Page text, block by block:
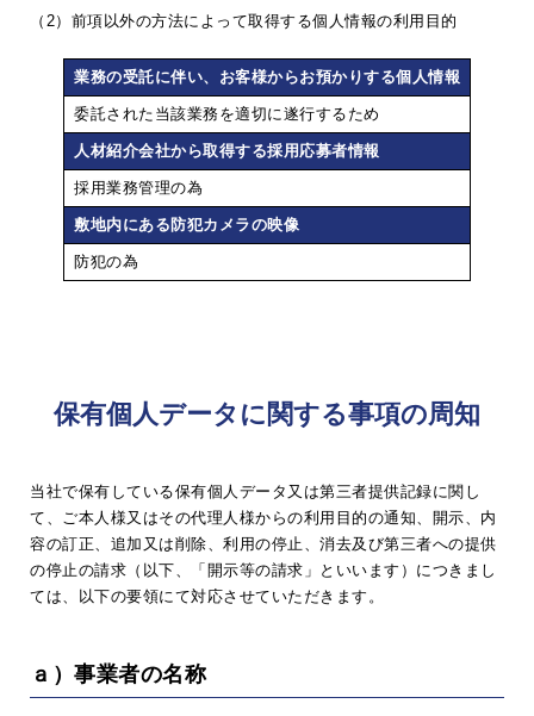
（2）前項以外の方法によって取得する個人情報の利用目的
業務の受託に伴い、お客様からお預かりする個人情報
委託された当該業務を適切に遂行するため
人材紹介会社から取得する採用応募者情報
採用業務管理の為
敷地内にある防犯カメラの映像
防犯の為
保有個人データに関する事項の周知
当社で保有している保有個人データ又は第三者提供記録に関し
て、ご本人様又はその代理人様からの利用目的の通知、開示、内
容の訂正、追加又は削除、利用の停止、消去及び第三者への提供
の停止の請求（以下、「開示等の請求」といいます）につきまし
ては、以下の要領にて対応させていただきます。
ａ）事業者の名称